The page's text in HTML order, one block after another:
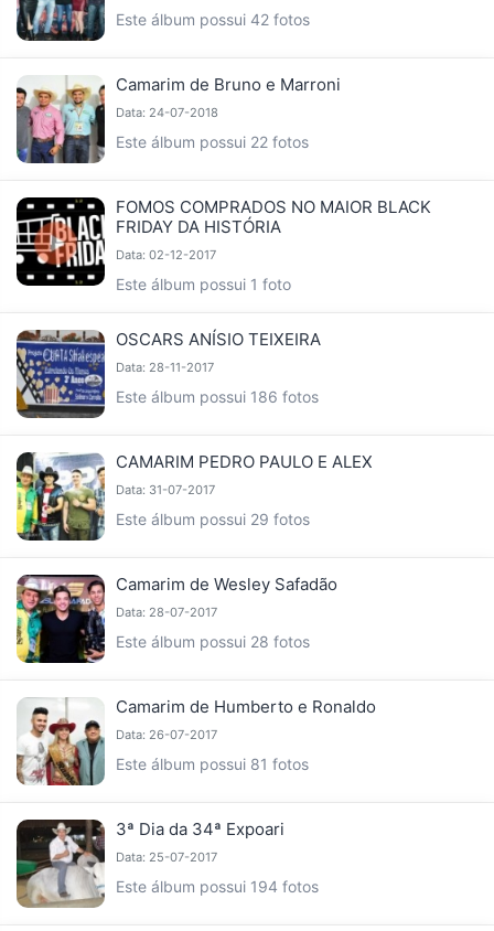
Este álbum possui 42 fotos
Camarim de Bruno e Marroni
Data: 24-07-2018
Este álbum possui 22 fotos
FOMOS COMPRADOS NO MAIOR BLACK
FRIDAY DA HISTÓRIA
Data: 02-12-2017
Este álbum possui 1 foto
OSCARS ANÍSIO TEIXEIRA
Data: 28-11-2017
Este álbum possui 186 fotos
CAMARIM PEDRO PAULO E ALEX
Data: 31-07-2017
Este álbum possui 29 fotos
Camarim de Wesley Safadão
Data: 28-07-2017
Este álbum possui 28 fotos
Camarim de Humberto e Ronaldo
Data: 26-07-2017
Este álbum possui 81 fotos
3ª Dia da 34ª Expoari
Data: 25-07-2017
Este álbum possui 194 fotos